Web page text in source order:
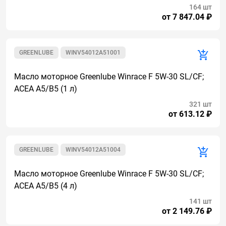
от 7 847.04 ₽
164 шт
WINV54012A51001
GREENLUBE
Масло моторное Greenlube Winrace F 5W-30 SL/CF;
ACEA A5/B5 (1 л)
от 613.12 ₽
321 шт
WINV54012A51004
GREENLUBE
Масло моторное Greenlube Winrace F 5W-30 SL/CF;
ACEA A5/B5 (4 л)
от 2 149.76 ₽
141 шт